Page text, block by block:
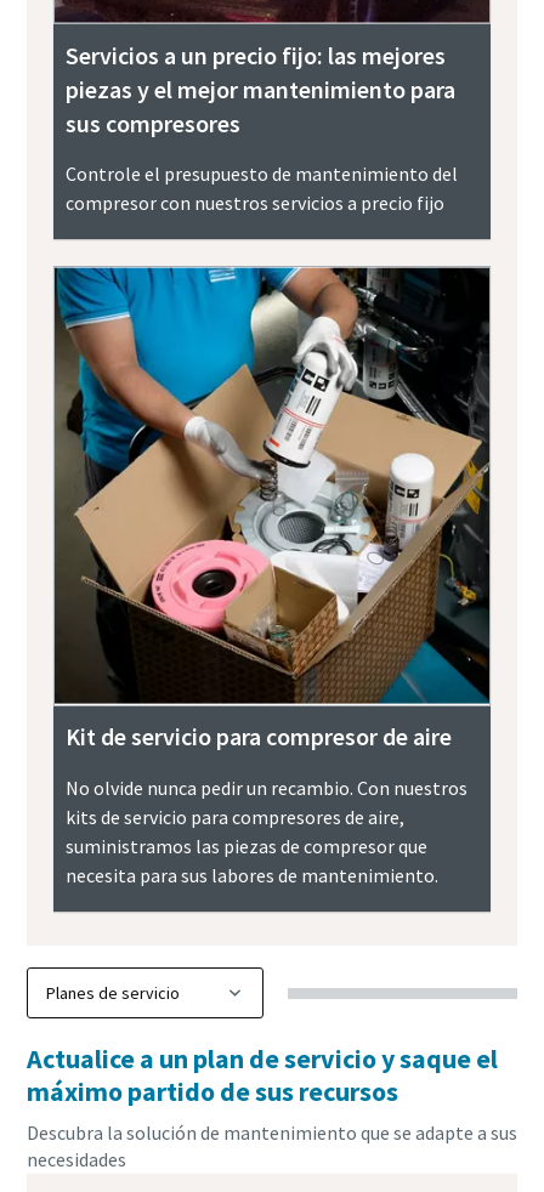
Servicios a un precio fijo: las mejores
piezas y el mejor mantenimiento para
sus compresores
Controle el presupuesto de mantenimiento del
compresor con nuestros servicios a precio fijo
Kit de servicio para compresor de aire
No olvide nunca pedir un recambio. Con nuestros
kits de servicio para compresores de aire,
suministramos las piezas de compresor que
necesita para sus labores de mantenimiento.
Actualice a un plan de servicio y saque el
máximo partido de sus recursos
Descubra la solución de mantenimiento que se adapte a sus
necesidades